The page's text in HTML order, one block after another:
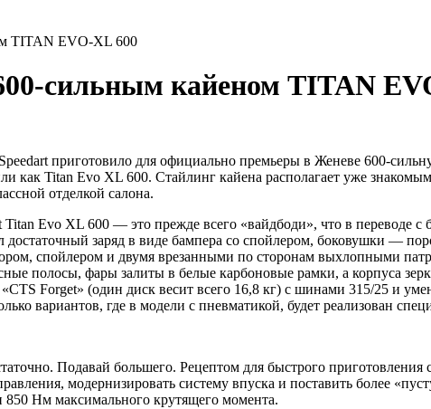
TITAN EVO-XL 600
сильным кайеном TITAN
приготовило для официально премьеры в Женеве 600-
как Titan Evo XL 600. Стайлинг кайена располагает уже
отделкой салона.
Titan Evo XL 600 — это прежде всего «вайдбоди», что в
достаточный заряд в виде бампера со спойлером, боковушки —
спойлером и двумя врезанными по сторонам выхлопными
полосы, фары залиты в белые карбоновые рамки, а корпуса
Forget» (один диск весит всего 16,8 кг) с шинами 315/25 и
вариантов, где в модели с пневматикой, будет реализован
Подавай большего. Рецептом для быстрого
модернизировать систему впуска и поставить более
Нм максимального крутящего момента.